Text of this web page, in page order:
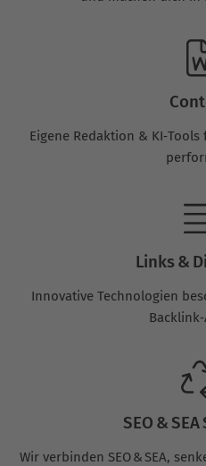
Eigene Redaktion &
Links &
Innovative Technologien
SEO &
Wir verbinden SEO & SEA,